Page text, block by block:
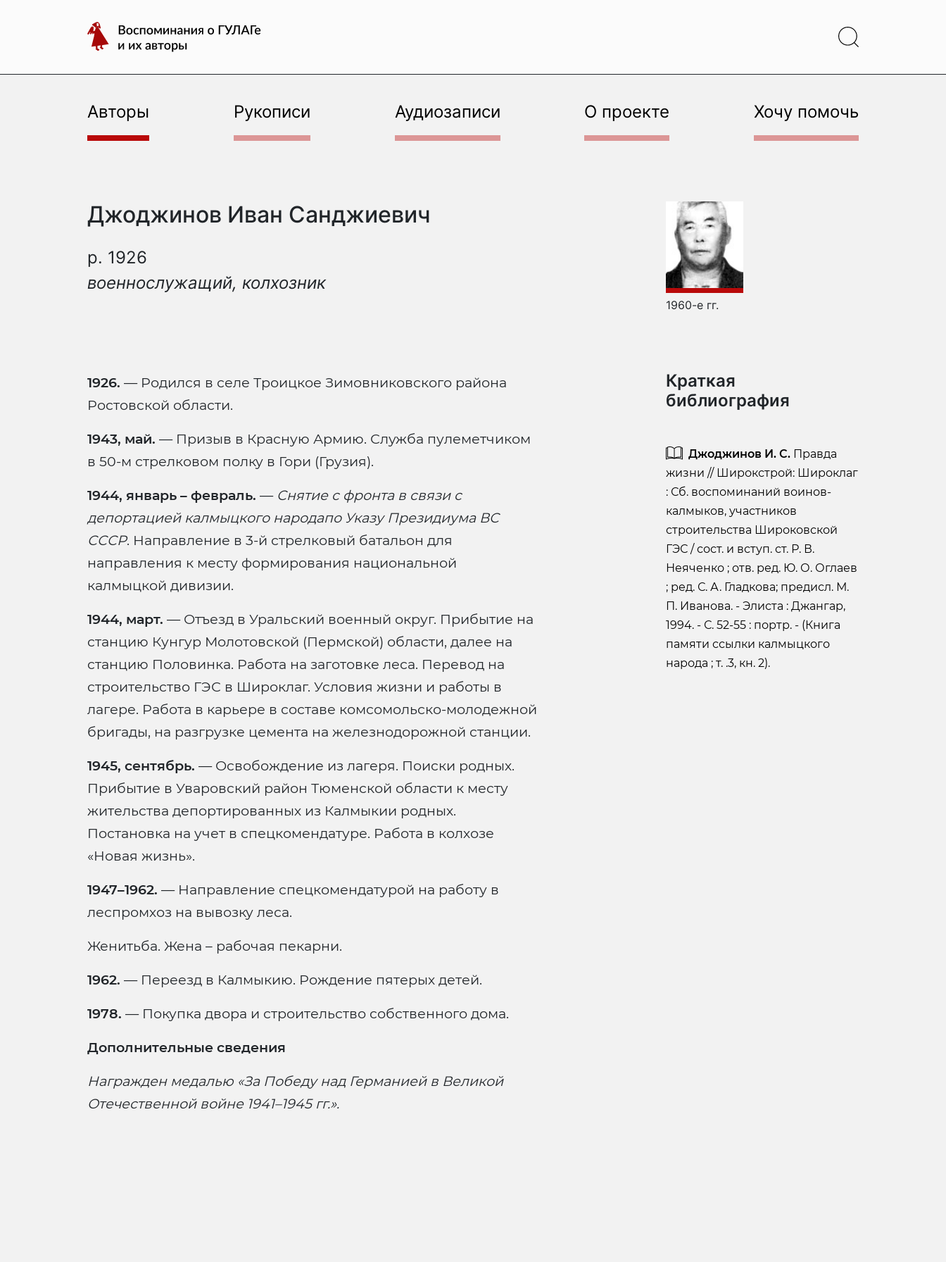
Воспоминания
о
и
авторы
Авторы Рукописи Аудиозаписи О проекте Хочу помочь
Джоджинов Иван Санджиевич
р. 1926
военнослужащий, колхозник
1960-е гг.
1926. — Родился в селе Троицкое Зимовниковского района
Ростовской области.
1943, май. — Призыв в Красную Армию. Служба пулеметчиком
в 50-м стрелковом полку в Гори (Грузия).
1944, январь – февраль. — Снятие с фронта в связи с
депортацией калмыцкого народапо Указу Президиума ВС
СССР. Направление в 3-й стрелковый батальон для
направления к месту формирования национальной
калмыцкой дивизии.
1944, март. — Отъезд в Уральский военный округ. Прибытие на
станцию Кунгур Молотовской (Пермской) области, далее на
станцию Половинка. Работа на заготовке леса. Перевод на
строительство ГЭС в Широклаг. Условия жизни и работы в
лагере. Работа в карьере в составе комсомольско-молодежной
бригады, на разгрузке цемента на железнодорожной станции.
1945, сентябрь. — Освобождение из лагеря. Поиски родных.
Прибытие в Уваровский район Тюменской области к месту
жительства депортированных из Калмыкии родных.
Постановка на учет в спецкомендатуре. Работа в колхозе
«Новая жизнь».
1947–1962. — Направление спецкомендатурой на работу в
леспромхоз на вывозку леса.
Женитьба. Жена – рабочая пекарни.
1962. — Переезд в Калмыкию. Рождение пятерых детей.
1978. — Покупка двора и строительство собственного дома.
Дополнительные сведения
Награжден медалью «За Победу над Германией в Великой
Отечественной войне 1941–1945 гг.».
Краткая
библиография
Джоджинов И. С. Правда
жизни // Широкстрой: Широклаг
: Сб. воспоминаний воинов-
калмыков, участников
строительства Широковской
ГЭС / сост. и вступ. ст. Р. В.
Неяченко ; отв. ред. Ю. О. Оглаев
; ред. С. А. Гладкова; предисл. М.
П. Иванова. - Элиста : Джангар,
1994. - С. 52-55 : портр. - (Книга
памяти ссылки калмыцкого
народа ; т. .3, кн. 2).